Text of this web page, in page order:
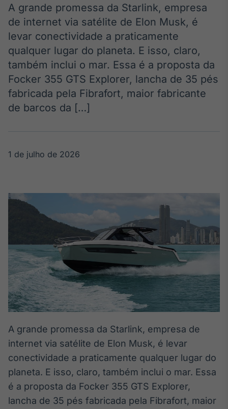
Agro
Tudo sobre o
agronegócio
Broadcast
Político
Os bastidores da
Broadcast
White Label
Plataforma para
personalizados
Soluções de Dados
e Conteúdos
Broadcast
Plataforma para
ativos
Datafeed
APIs para
A grande promessa da Starlink, empresa
de internet via satélite de Elon Musk, é
levar conectividade a praticamente
qualquer lugar do planeta. E isso, claro,
também inclui o mar. Essa é a proposta da
Focker 355 GTS Explorer, lancha de 35 pés
fabricada pela Fibrafort, maior fabricante
de barcos da […]
1 de julho de 2026
A grande promessa da Starlink, empresa de
internet via satélite de Elon Musk, é levar
conectividade a praticamente qualquer lugar do
planeta. E isso, claro, também inclui o mar. Essa
é a proposta da Focker 355 GTS Explorer,
lancha de 35 pés fabricada pela Fibrafort, maior